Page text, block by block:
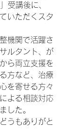
受講後に、
いただくスタ
機関で活躍さ
ルタント、が
ら両立支援を
方など、治療
を寄せる方々
よる相談対応
した。
うもありがと